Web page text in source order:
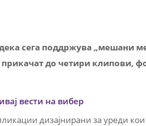
сега поддржува „мешани
до четири клипови,
вести на вибер
дизајнирани за уреди кои